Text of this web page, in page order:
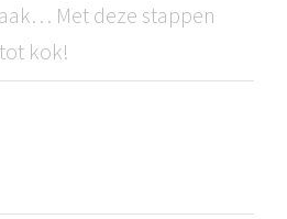
Met deze stappen
kok!